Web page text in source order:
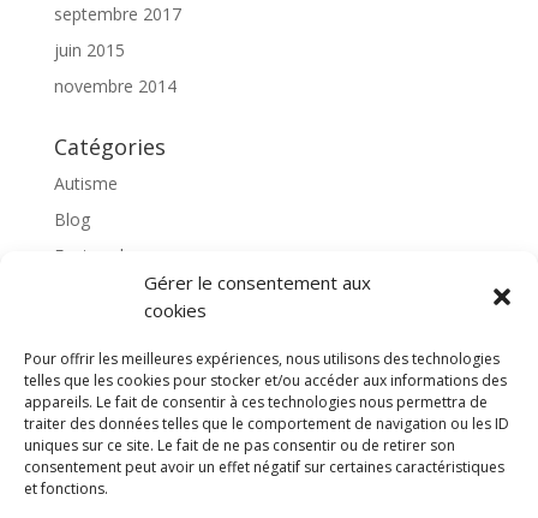
Gérer le consentement aux
cookies
Pour offrir les meilleures expériences, nous utilisons des technologies
telles que les cookies pour stocker et/ou accéder aux informations des
appareils. Le fait de consentir à ces technologies nous permettra de
traiter des données telles que le comportement de navigation ou les ID
uniques sur ce site. Le fait de ne pas consentir ou de retirer son
consentement peut avoir un effet négatif sur certaines caractéristiques
et fonctions.
septembre 2017
juin 2015
novembre 2014
Catégories
Autisme
Blog
Featured
l'apprentissage scolaire
Non classé
partenaires
Poterie
rassemblons nos expériences